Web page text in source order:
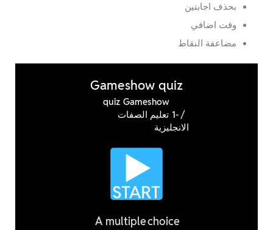
بحذف اجابتين
وقت اضافي
مضاعفة النقاط